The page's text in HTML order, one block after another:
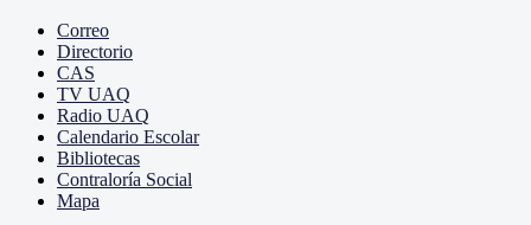
Correo
Directorio
CAS
TV UAQ
Radio UAQ
Calendario Escolar
Bibliotecas
Contraloría Social
Mapa